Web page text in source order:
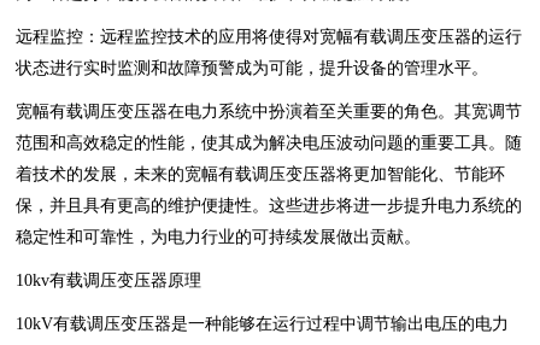
远程监控：远程监控技术的应用将使得对宽幅有载调压变压器的运行
状态进行实时监测和故障预警成为可能，提升设备的管理水平。
宽幅有载调压变压器在电力系统中扮演着至关重要的角色。其宽调节
范围和高效稳定的性能，使其成为解决电压波动问题的重要工具。随
着技术的发展，未来的宽幅有载调压变压器将更加智能化、节能环
保，并且具有更高的维护便捷性。这些进步将进一步提升电力系统的
稳定性和可靠性，为电力行业的可持续发展做出贡献。
10kv有载调压变压器原理
10kV有载调压变压器是一种能够在运行过程中调节输出电压的电力